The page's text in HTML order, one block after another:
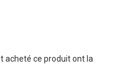
acheté ce produit ont la